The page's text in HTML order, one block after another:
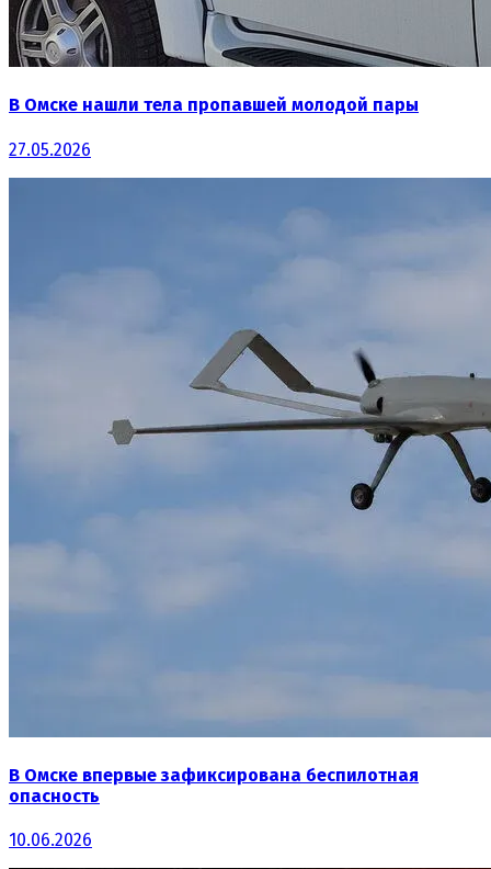
В Омске нашли тела пропавшей молодой пары
27.05.2026
В Омске впервые зафиксирована беспилотная
опасность
10.06.2026